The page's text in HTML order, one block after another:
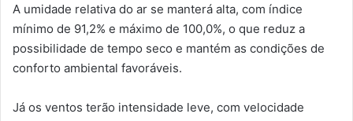
A umidade relativa do ar se manterá alta, com índice
mínimo de 91,2% e máximo de 100,0%, o que reduz a
possibilidade de tempo seco e mantém as condições de
conforto ambiental favoráveis.
Já os ventos terão intensidade leve, com velocidade